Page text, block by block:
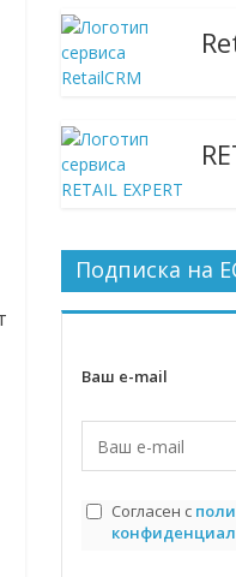
Подписка на
Ваш e-mail
Согласен с